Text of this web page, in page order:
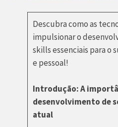
Descubra como as
impulsionar o
skills essenciais para o
e pessoal!
Introdução: A
desenvolvimento de
atual